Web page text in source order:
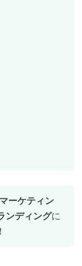
ーケティン
ンディングに